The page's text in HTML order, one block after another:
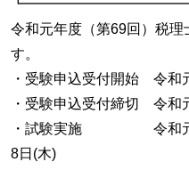
令和元年度（第69回）税理
す。
・受験申込受付開始 令和
・受験申込受付締切 令和
・試験実施 令和元年
8日(木)